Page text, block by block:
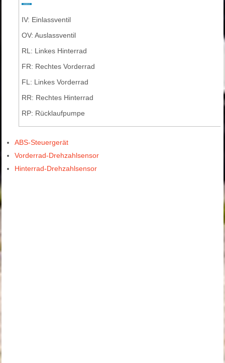
IV: Einlassventil
OV: Auslassventil
RL: Linkes Hinterrad
FR: Rechtes Vorderrad
FL: Linkes Vorderrad
RR: Rechtes Hinterrad
RP: Rücklaufpumpe
ABS-Steuergerät
Vorderrad-Drehzahlsensor
Hinterrad-Drehzahlsensor